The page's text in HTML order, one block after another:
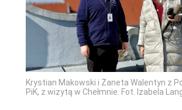
Krystian Makowski i Żaneta Walentyn z
PiK, z wizytą w Chełmnie. Fot. Izabela